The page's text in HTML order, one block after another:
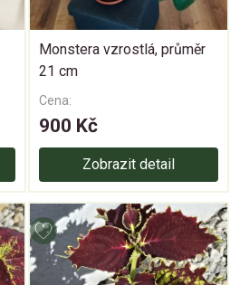
Monstera vzrostlá, průměr
21 cm
Cena:
900 Kč
Zobrazit detail